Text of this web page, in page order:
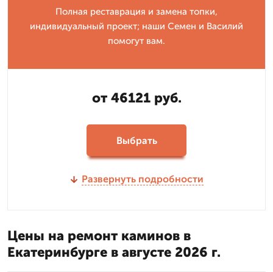
Полная реставрация и замена топки,
индивидуальный проект; наши Семен и Василий
помогут вам.
от 46121 руб.
Выбрать
Развернуть подробности
Цены на ремонт каминов в
Екатеринбурге в августе 2026 г.